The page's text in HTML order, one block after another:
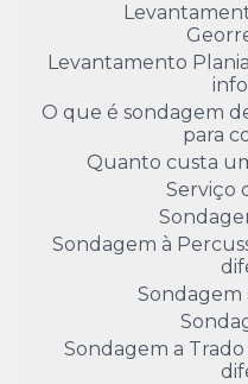
Levantamento
O que é sondagem
para
Quanto custa
Serviço
Sondagem à
Sondagem
Sondagem a